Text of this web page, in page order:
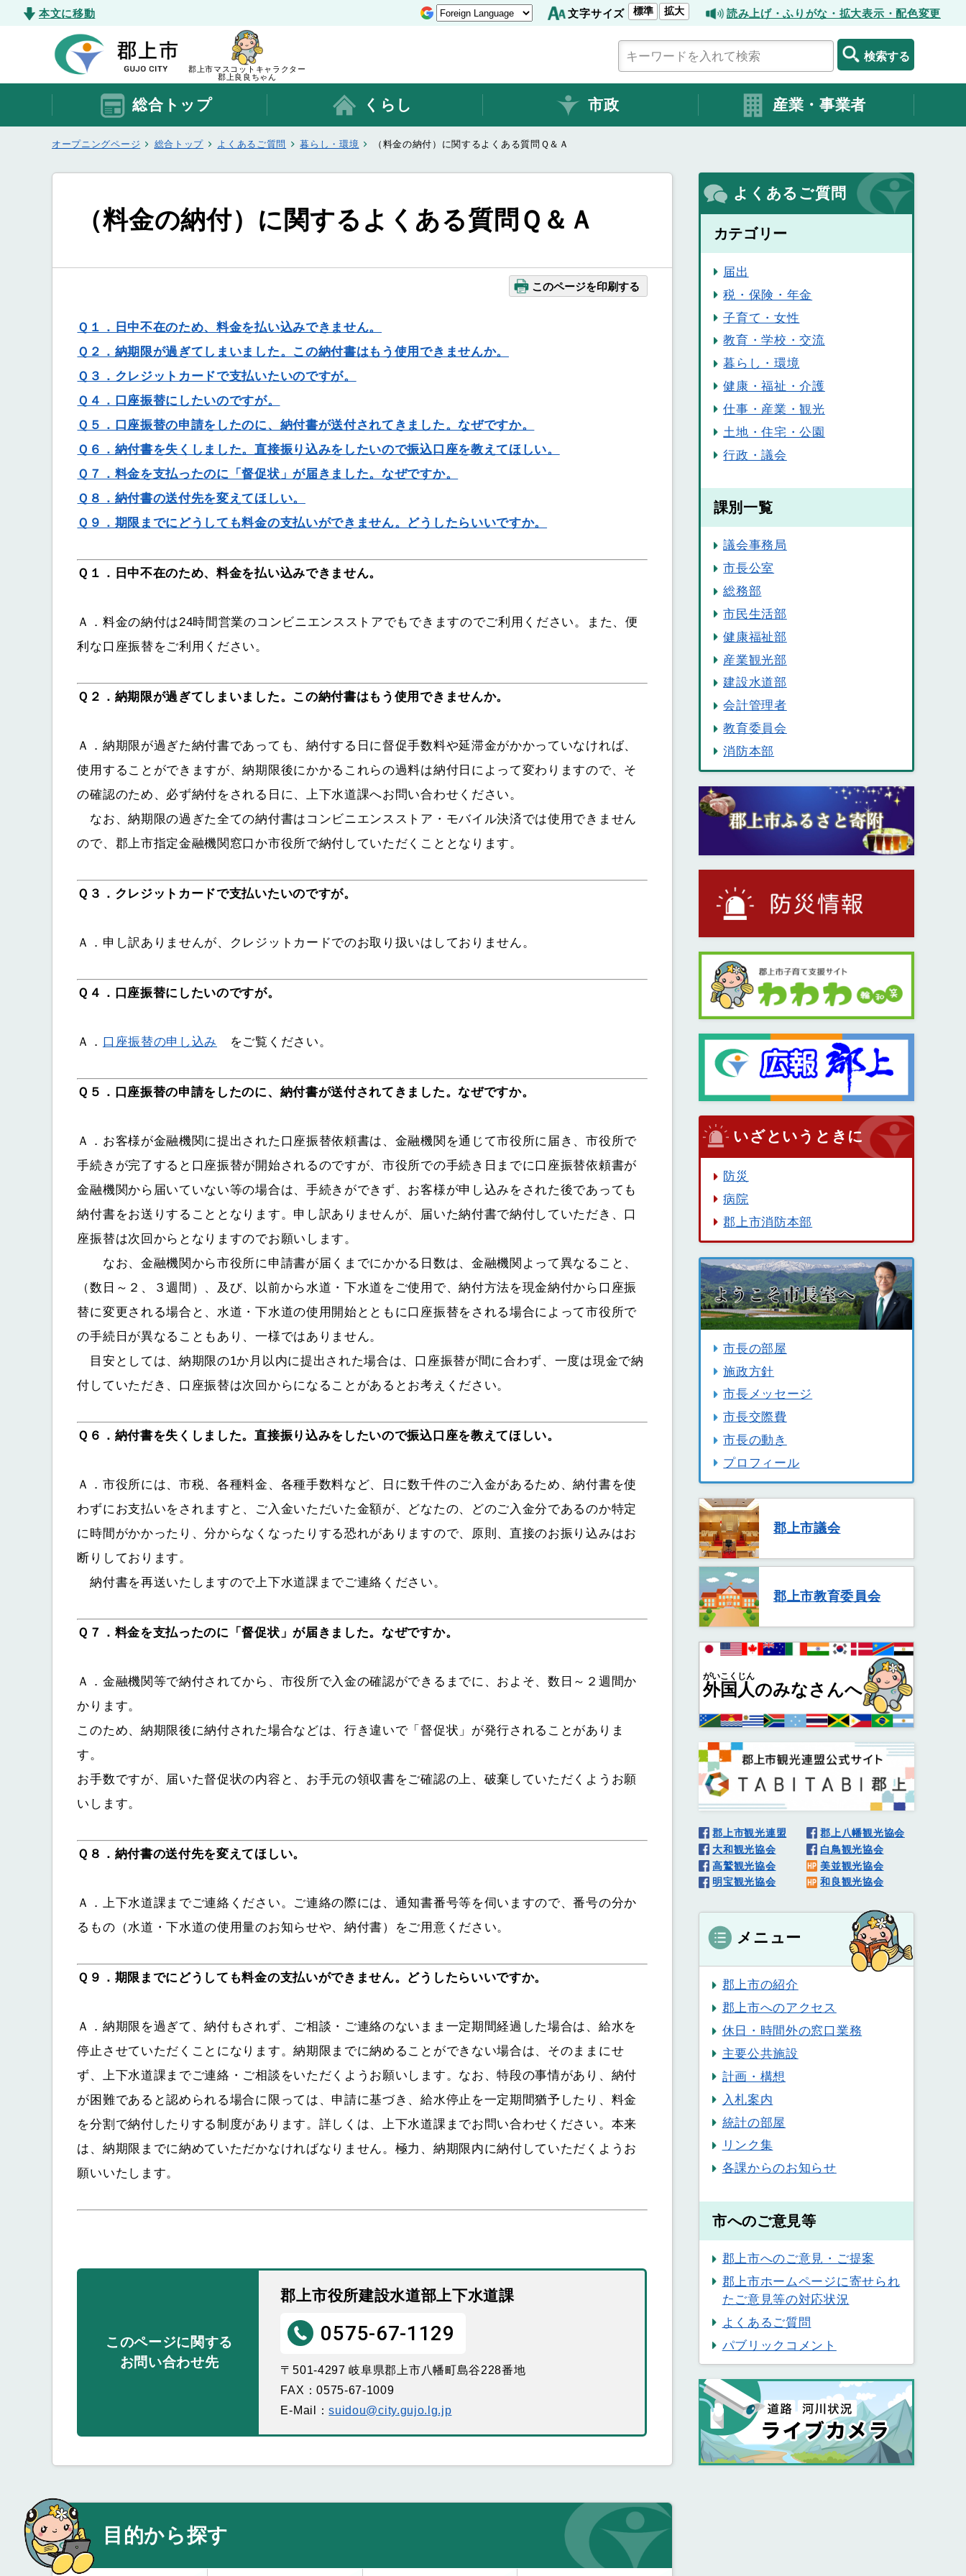
本文に移動 文字サイズ 標準 拡大 読み上げ・ふりがな・拡大表示・配色変更
郡上市マスコットキャラクター
郡上良良ちゃん
検索する
総合トップ くらし 市政 産業・事業者
オープニングページ 総合トップ よくあるご質問 暮らし・環境 （料金の納付）に関するよくある質問Ｑ＆Ａ
（料金の納付）に関するよくある質問Ｑ＆Ａ
このページを印刷する
Ｑ１．日中不在のため、料金を払い込みできません。
Ｑ２．納期限が過ぎてしまいました。この納付書はもう使用できませんか。
Ｑ３．クレジットカードで支払いたいのですが。
Ｑ４．口座振替にしたいのですが。
Ｑ５．口座振替の申請をしたのに、納付書が送付されてきました。なぜですか。
Ｑ６．納付書を失くしました。直接振り込みをしたいので振込口座を教えてほしい。
Ｑ７．料金を支払ったのに「督促状」が届きました。なぜですか。
Ｑ８．納付書の送付先を変えてほしい。
Ｑ９．期限までにどうしても料金の支払いができません。どうしたらいいですか。
Ｑ１．日中不在のため、料金を払い込みできません。
Ａ．料金の納付は24時間営業のコンビニエンスストアでもできますのでご利用ください。また、便
利な口座振替をご利用ください。
Ｑ２．納期限が過ぎてしまいました。この納付書はもう使用できませんか。
Ａ．納期限が過ぎた納付書であっても、納付する日に督促手数料や延滞金がかかっていなければ、
使用することができますが、納期限後にかかるこれらの過料は納付日によって変わりますので、そ
の確認のため、必ず納付をされる日に、上下水道課へお問い合わせください。
なお、納期限の過ぎた全ての納付書はコンビニエンスストア・モバイル決済では使用できません
ので、郡上市指定金融機関窓口か市役所で納付していただくこととなります。
Ｑ３．クレジットカードで支払いたいのですが。
Ａ．申し訳ありませんが、クレジットカードでのお取り扱いはしておりません。
Ｑ４．口座振替にしたいのですが。
Ａ． 口座振替の申し込み をご覧ください。
Ｑ５．口座振替の申請をしたのに、納付書が送付されてきました。なぜですか。
Ａ．お客様が金融機関に提出された口座振替依頼書は、金融機関を通じて市役所に届き、市役所で
手続きが完了すると口座振替が開始されるのですが、市役所での手続き日までに口座振替依頼書が
金融機関から届いていない等の場合は、手続きができず、お客様が申し込みをされた後であっても
納付書をお送りすることとなります。申し訳ありませんが、届いた納付書で納付していただき、口
座振替は次回からとなりますのでお願いします。
なお、金融機関から市役所に申請書が届くまでにかかる日数は、金融機関よって異なること、
（数日～２、３週間）、及び、以前から水道・下水道をご使用で、納付方法を現金納付から口座振
替に変更される場合と、水道・下水道の使用開始とともに口座振替をされる場合によって市役所で
の手続日が異なることもあり、一様ではありません。
目安としては、納期限の1か月以内に提出された場合は、口座振替が間に合わず、一度は現金で納
付していただき、口座振替は次回からになることがあるとお考えください。
Ｑ６．納付書を失くしました。直接振り込みをしたいので振込口座を教えてほしい。
Ａ．市役所には、市税、各種料金、各種手数料など、日に数千件のご入金があるため、納付書を使
わずにお支払いをされますと、ご入金いただいた金額が、どなたの、どのご入金分であるのか特定
に時間がかかったり、分からなくなったりする恐れがありますので、原則、直接のお振り込みはお
断りしております。
納付書を再送いたしますので上下水道課までご連絡ください。
Ｑ７．料金を支払ったのに「督促状」が届きました。なぜですか。
Ａ．金融機関等で納付されてから、市役所で入金の確認ができるまでに、およそ、数日～２週間か
かります。
このため、納期限後に納付された場合などは、行き違いで「督促状」が発行されることがありま
す。
お手数ですが、届いた督促状の内容と、お手元の領収書をご確認の上、破棄していただくようお願
いします。
Ｑ８．納付書の送付先を変えてほしい。
Ａ．上下水道課までご連絡ください。ご連絡の際には、通知書番号等を伺いますので、番号の分か
るもの（水道・下水道の使用量のお知らせや、納付書）をご用意ください。
Ｑ９．期限までにどうしても料金の支払いができません。どうしたらいいですか。
Ａ．納期限を過ぎて、納付もされず、ご相談・ご連絡のないまま一定期間経過した場合は、給水を
停止させていただくことになります。納期限までに納めることができない場合は、そのままにせ
ず、上下水道課までご連絡・ご相談をいただくようお願いします。なお、特段の事情があり、納付
が困難であると認められる場合に限っては、申請に基づき、給水停止を一定期間猶予したり、料金
を分割で納付したりする制度があります。詳しくは、上下水道課までお問い合わせください。本来
は、納期限までに納めていただかなければなりません。極力、納期限内に納付していただくようお
願いいたします。
このページに関する
お問い合わせ先
郡上市役所建設水道部上下水道課
0575-67-1129
〒501-4297 岐阜県郡上市八幡町島谷228番地
FAX：0575-67-1009
E-Mail：suidou@city.gujo.lg.jp
目的から探す
よくあるご質問
カテゴリー
届出
税・保険・年金
子育て・女性
教育・学校・交流
暮らし・環境
健康・福祉・介護
仕事・産業・観光
土地・住宅・公園
行政・議会
課別一覧
議会事務局
市長公室
総務部
市民生活部
健康福祉部
産業観光部
建設水道部
会計管理者
教育委員会
消防本部
いざというときに
防災
病院
郡上市消防本部
市長の部屋
施政方針
市長メッセージ
市長交際費
市長の動き
プロフィール
郡上市議会
郡上市教育委員会
外国人
がいこくじん
のみなさんへ
郡上市観光連盟
郡上八幡観光協会
大和観光協会
白鳥観光協会
高鷲観光協会
美並観光協会
明宝観光協会
和良観光協会
メニュー
郡上市の紹介
郡上市へのアクセス
休日・時間外の窓口業務
主要公共施設
計画・構想
入札案内
統計の部屋
リンク集
各課からのお知らせ
市へのご意見等
郡上市へのご意見・ご提案
郡上市ホームページに寄せられ
たご意見等の対応状況
よくあるご質問
パブリックコメント